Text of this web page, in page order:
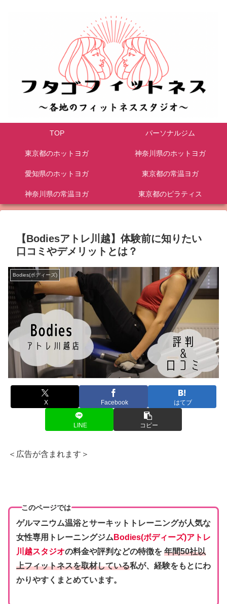
TOP パーソナルジム
東京都のホットヨガ 神奈川県のホットヨガ
愛知県のホットヨガ 東京都の常温ヨガ
神奈川県の常温ヨガ 東京都のピラティス
【Bodiesアトレ川越】体験前に知りたい
口コミやデメリットとは？
Bodies(ボディーズ)
X Facebook はてブ
LINE コピー
＜広告が含まれます＞
このページでは
ゲルマニウム温浴とサーキットトレーニングが人気な
女性専用トレーニングジム Bodies(ボディーズ)アトレ
川越スタジオの料金や評判などの特徴を 年間50社以
上フィットネスを取材している私が、経験をもとにわ
かりやすくまとめています。